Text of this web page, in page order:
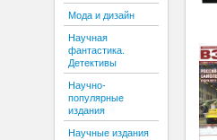
Мода и дизайн
Научная
фантастика.
Детективы
Научно-
популярные
издания
Научные издания